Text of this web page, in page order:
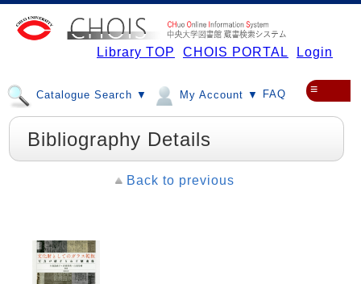
Library TOP CHOIS PORTAL Login
Catalogue Search ▼ My Account ▼ FAQ ≡
Bibliography Details
Back to previous